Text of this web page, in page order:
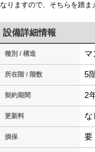
なりますので、そちらを踏ま
設備詳細情報
種別 / 構造 マ
所在階 / 階数 5
契約期間 2
更新料 な
損保 要